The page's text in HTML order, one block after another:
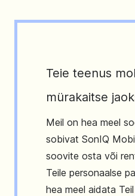
Teie teenus
mürakaitse
Meil on hea meel
sobivat SonIQ
soovite osta või
Teile personaalse
hea meel aidata